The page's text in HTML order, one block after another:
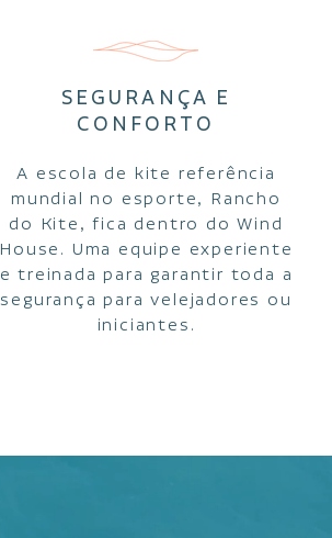
SEGURANÇA E
CONFORTO
A escola de kite referência
mundial no esporte, Rancho
do Kite, fica dentro do Wind
House. Uma equipe experiente
e treinada para garantir toda a
segurança para velejadores ou
iniciantes.